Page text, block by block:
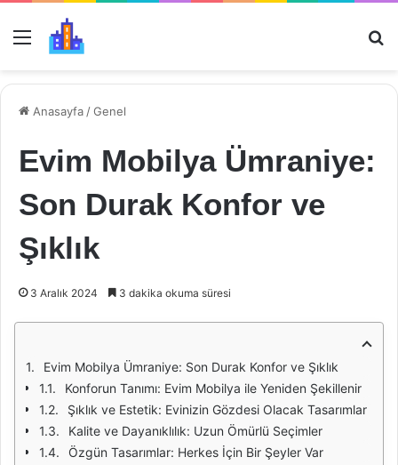
Menü
Anasayfa /Genel
Evim Mobilya Ümraniye:
Son Durak Konfor ve
Şıklık
3 Aralık 2024 3 dakika okuma süresi
Evim Mobilya Ümraniye: Son Durak Konfor ve Şıklık
Konforun Tanımı: Evim Mobilya ile Yeniden Şekillenir
Şıklık ve Estetik: Evinizin Gözdesi Olacak Tasarımlar
Kalite ve Dayanıklılık: Uzun Ömürlü Seçimler
Özgün Tasarımlar: Herkes İçin Bir Şeyler Var